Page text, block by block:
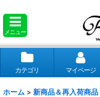
メニュー
カテゴリ マイページ
ホーム > 新商品＆再入荷商品